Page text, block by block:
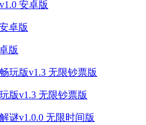
安卓版
版
版v1.3 无限钞票版